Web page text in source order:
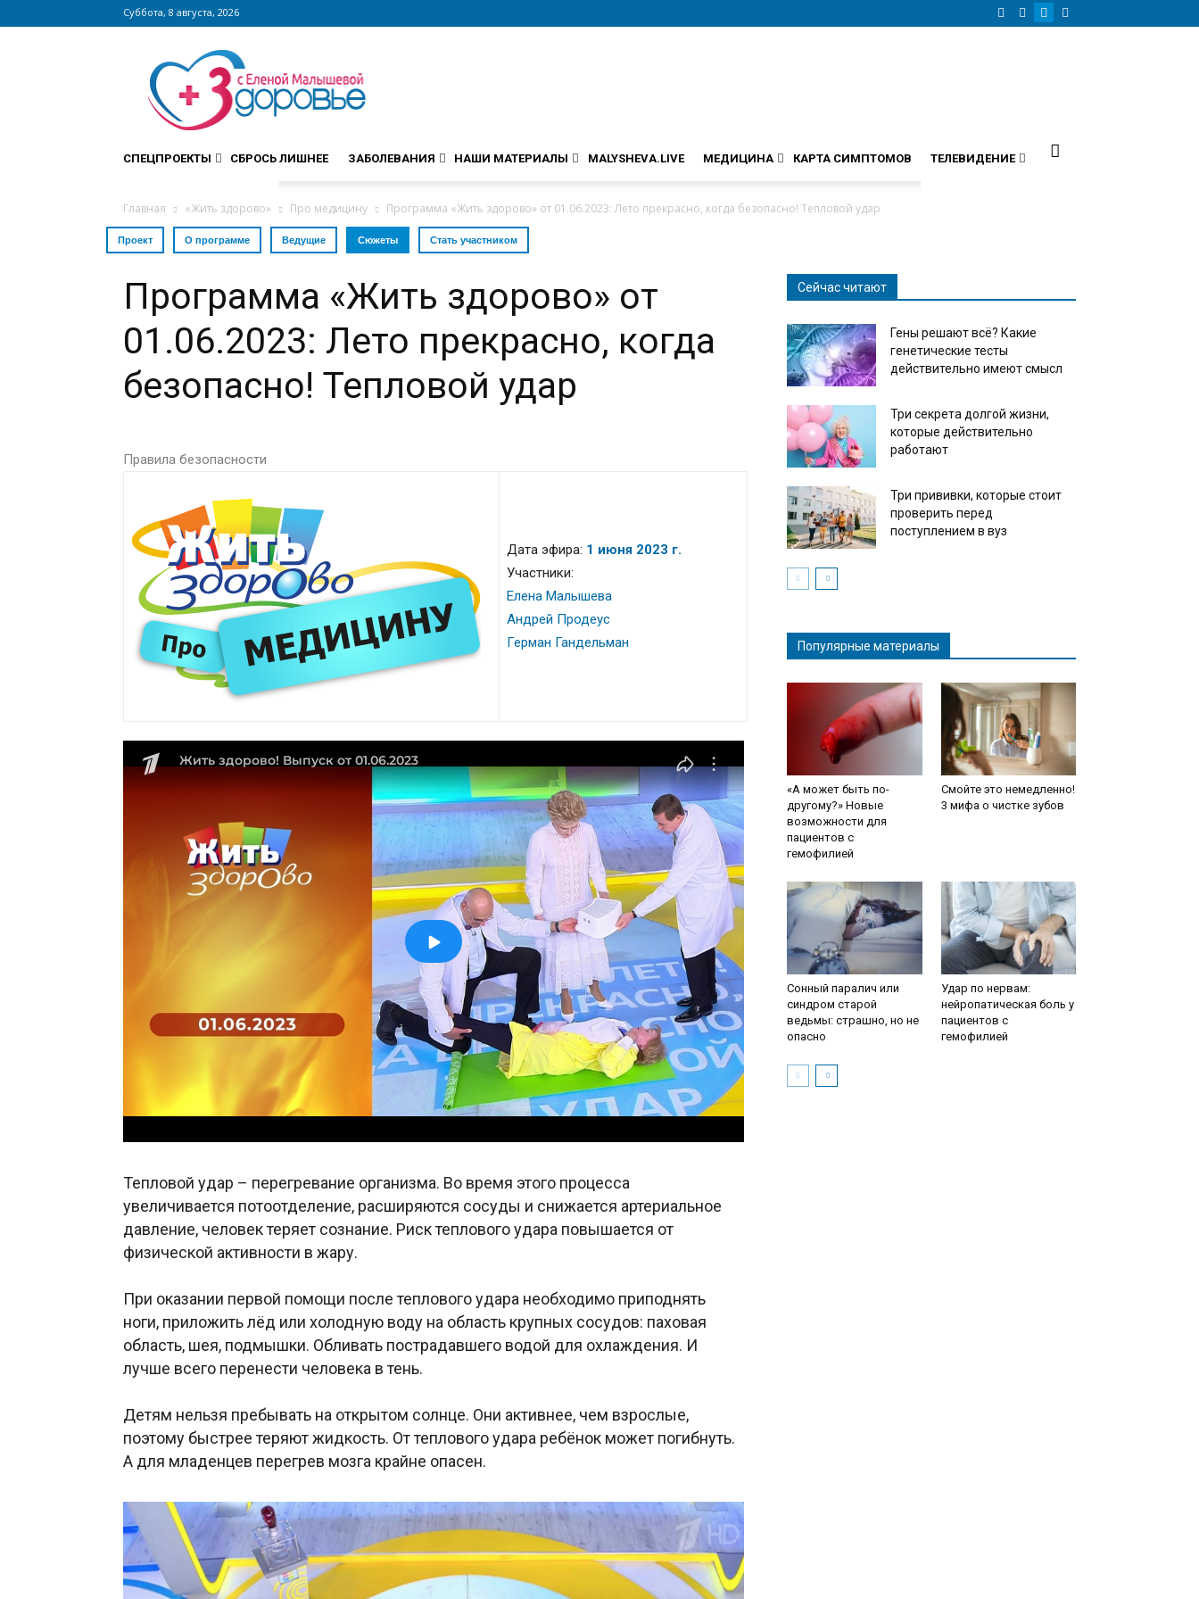
Суббота, 8 августа, 2026
Сайт
zdorovieinfo.ru
крупнейший
медицинский
интернет-
СПЕЦПРОЕКТЫ СБРОСЬ ЛИШНЕЕ ЗАБОЛЕВАНИЯ НАШИ МАТЕРИАЛЫ MALYSHEVA.LIVE МЕДИЦИНА КАРТА СИМПТОМОВ ТЕЛЕВИДЕНИЕ
Главная «Жить здорово» Про медицину Программа «Жить здорово» от 01.06.2023: Лето прекрасно, когда безопасно! Тепловой удар
Проект О программе Ведущие Сюжеты Стать участником
Программа «Жить здорово» от
01.06.2023: Лето прекрасно, когда
безопасно! Тепловой удар
Правила безопасности
Дата эфира: 1 июня 2023 г.
Участники:
Елена Малышева
Андрей Продеус
Герман Гандельман
Тепловой удар – перегревание организма. Во время этого процесса
увеличивается потоотделение, расширяются сосуды и снижается артериальное
давление, человек теряет сознание. Риск теплового удара повышается от
физической активности в жару.
При оказании первой помощи после теплового удара необходимо приподнять
ноги, приложить лёд или холодную воду на область крупных сосудов: паховая
область, шея, подмышки. Обливать пострадавшего водой для охлаждения. И
лучше всего перенести человека в тень.
Детям нельзя пребывать на открытом солнце. Они активнее, чем взрослые,
поэтому быстрее теряют жидкость. От теплового удара ребёнок может погибнуть.
А для младенцев перегрев мозга крайне опасен.
Сейчас читают
Гены решают всё? Какие
генетические тесты
действительно имеют смысл
Три секрета долгой жизни,
которые действительно
работают
Три прививки, которые стоит
проверить перед
поступлением в вуз
Популярные материалы
«А может быть по-
другому?» Новые
возможности для
пациентов с
гемофилией
Смойте это немедленно!
3 мифа о чистке зубов
Сонный паралич или
синдром старой
ведьмы: страшно, но не
опасно
Удар по нервам:
нейропатическая боль у
пациентов с
гемофилией